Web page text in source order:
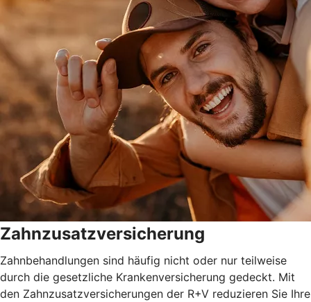
Zahnzusatzversicherung
Zahnbehandlungen sind häufig nicht oder nur teilweise
durch die gesetzliche Krankenversicherung gedeckt. Mit
den Zahnzusatzversicherungen der R+V reduzieren Sie Ihre